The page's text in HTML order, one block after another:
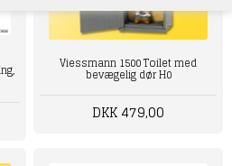
Viessmann 1500 Toilet med
bevægelig dør H0
DKK 479,00